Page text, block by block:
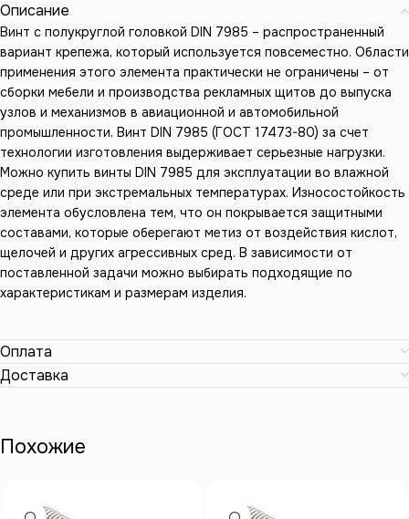
Описание
Винт с полукруглой головкой DIN 7985 – распространенный
вариант крепежа, который используется повсеместно. Области
применения этого элемента практически не ограничены – от
сборки мебели и производства рекламных щитов до выпуска
узлов и механизмов в авиационной и автомобильной
промышленности. Винт DIN 7985 (ГОСТ 17473-80) за счет
технологии изготовления выдерживает серьезные нагрузки.
Можно купить винты DIN 7985 для эксплуатации во влажной
среде или при экстремальных температурах. Износостойкость
элемента обусловлена тем, что он покрывается защитными
составами, которые оберегают метиз от воздействия кислот,
щелочей и других агрессивных сред. В зависимости от
поставленной задачи можно выбирать подходящие по
характеристикам и размерам изделия.
Оплата
Доставка
Похожие